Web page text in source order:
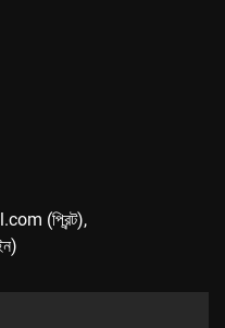
(প্রিন্ট),